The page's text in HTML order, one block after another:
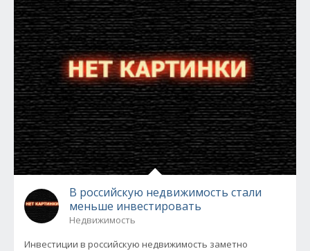
В российскую недвижимость стали
меньше инвестировать
Недвижимость
Инвестиции в российскую недвижимость заметно